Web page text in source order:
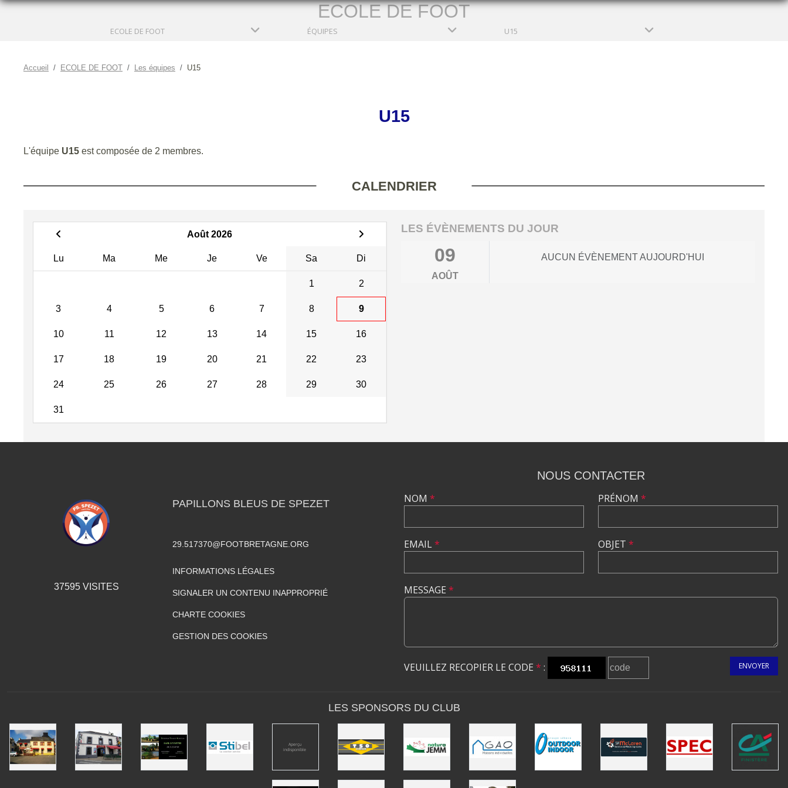
ECOLE DE FOOT
ECOLE DE FOOT ÉQUIPES U15
Accueil ECOLE DE FOOT Les équipes U15
U15
L'équipe U15 est composée de 2 membres.
CALENDRIER
Août 2026
Lu Ma Me Je Ve Sa Di
1 2
3 4 5 6 7 8 9
10 11 12 13 14 15 16
17 18 19 20 21 22 23
24 25 26 27 28 29 30
31
LES ÉVÈNEMENTS DU JOUR
09
AOÛT
AUCUN ÉVÈNEMENT AUJOURD'HUI
37595VISITES
PAPILLONS BLEUS DE SPEZET
29.517370@FOOTBRETAGNE.ORG
INFORMATIONS LÉGALES
SIGNALER UN CONTENU INAPPROPRIÉ
CHARTE COOKIES
GESTION DES COOKIES
NOUS CONTACTER
NOM *
EMAIL*
PRÉNOM *
OBJET *
MESSAGE *
VEUILLEZ RECOPIER LE CODE * : ENVOYER
LES SPONSORS DU CLUB